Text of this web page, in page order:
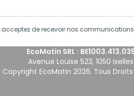
acceptez de recevoir nos
EcoMatin SRL :
Avenue Louise 523, 1050 Ixelles
EcoMatin 2026. Tous Droits